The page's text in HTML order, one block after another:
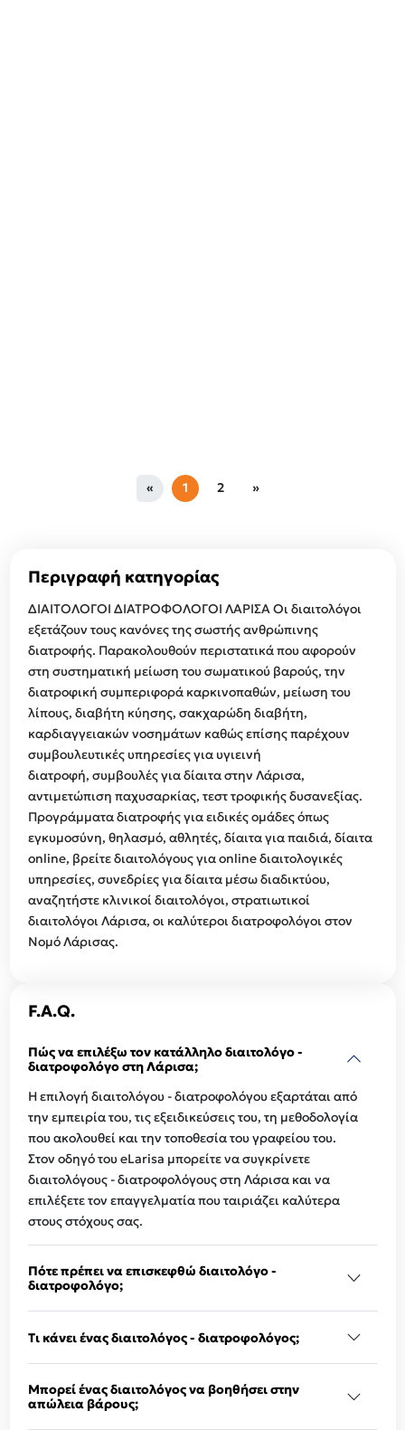
« 1 2 »
Περιγραφή κατηγορίας
ΔΙΑΙΤΟΛΟΓΟΙ ΔΙΑΤΡΟΦΟΛΟΓΟΙ ΛΑΡΙΣΑ Οι διαιτολόγοι
εξετάζουν τους κανόνες της σωστής ανθρώπινης
διατροφής. Παρακολουθούν περιστατικά που αφορούν
στη συστηματική μείωση του σωματικού βαρούς, την
διατροφική συμπεριφορά καρκινοπαθών, μείωση του
λίπους, διαβήτη κύησης, σακχαρώδη διαβήτη,
καρδιαγγειακών νοσημάτων καθώς επίσης παρέχουν
συμβουλευτικές υπηρεσίες για υγιεινή
διατροφή, συμβουλές για δίαιτα στην Λάρισα,
αντιμετώπιση παχυσαρκίας, τεστ τροφικής δυσανεξίας.
Προγράμματα διατροφής για ειδικές ομάδες όπως
εγκυμοσύνη, θηλασμό, αθλητές, δίαιτα για παιδιά, δίαιτα
online, βρείτε διαιτολόγους για online διαιτολογικές
υπηρεσίες, συνεδρίες για δίαιτα μέσω διαδικτύου,
αναζητήστε κλινικοί διαιτολόγοι, στρατιωτικοί
διαιτολόγοι Λάρισα, οι καλύτεροι διατροφολόγοι στον
Νομό Λάρισας.
F.A.Q.
Πώς να επιλέξω τον κατάλληλο διαιτολόγο -
διατροφολόγο στη Λάρισα;
Η επιλογή διαιτολόγου - διατροφολόγου εξαρτάται από
την εμπειρία του, τις εξειδικεύσεις του, τη μεθοδολογία
που ακολουθεί και την τοποθεσία του γραφείου του.
Στον οδηγό του eLarisa μπορείτε να συγκρίνετε
διαιτολόγους - διατροφολόγους στη Λάρισα και να
επιλέξετε τον επαγγελματία που ταιριάζει καλύτερα
στους στόχους σας.
Πότε πρέπει να επισκεφθώ διαιτολόγο -
διατροφολόγο;
Τι κάνει ένας διαιτολόγος - διατροφολόγος;
Μπορεί ένας διαιτολόγος να βοηθήσει στην
απώλεια βάρους;